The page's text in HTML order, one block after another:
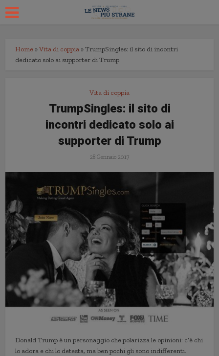
Home »Vita di coppia »TrumpSingles: il sito di incontri
dedicato solo ai supporter di Trump
Vita di coppia
TrumpSingles: il sito di
incontri dedicato solo ai
supporter di Trump
28 Gennaio 2017
Donald Trump è un personaggio che polarizza le opinioni: c’è chi
lo adora e chi lo detesta, ma ben pochi gli sono indifferenti.